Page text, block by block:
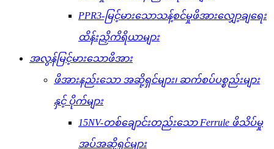
PPR3-မြင့်မားသောသန့်စင်မှုဖိအားလျှော့ချရေး
ထိန်းညှိကိရိယာများ
အလွန်မြင့်မားသောဖိအား
ဖိအားနည်းသော အဆို့ရှင်များ၊ ဆက်စပ်ပစ္စည်းများ
နှင့် ပိုက်များ
15NV-တစ်ချောင်းတည်းသော Ferrule ဖိသိပ်မှု
အပ်အဆို့ရှင်များ